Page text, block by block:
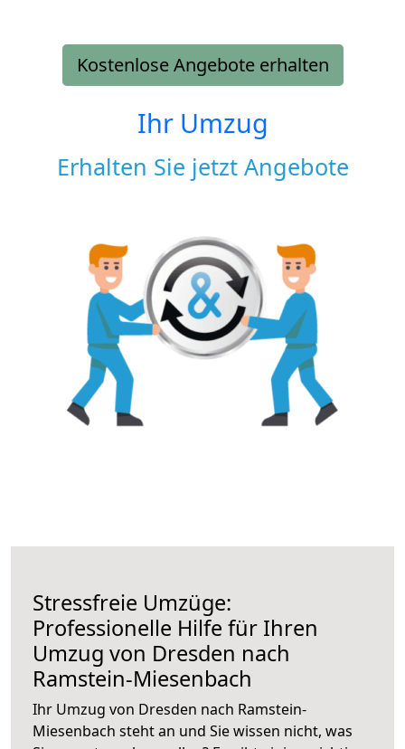
Kostenlose Angebote erhalten
Ihr Umzug
Erhalten Sie jetzt Angebote
Stressfreie Umzüge:
Professionelle Hilfe für Ihren
Umzug von Dresden nach
Ramstein-Miesenbach
Ihr Umzug von Dresden nach Ramstein-
Miesenbach steht an und Sie wissen nicht, was